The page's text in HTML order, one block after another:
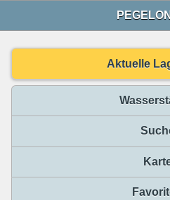
Aktuelle